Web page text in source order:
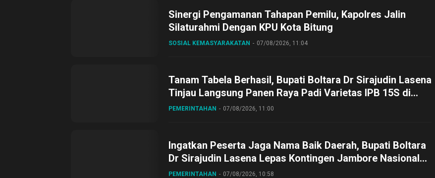
Sinergi Pengamanan Tahapan Pemilu, Kapolres Jalin
Silaturahmi Dengan KPU Kota Bitung
SOSIAL KEMASYARAKATAN 07/08/2026, 11:04
Tanam Tabela Berhasil, Bupati Boltara Dr Sirajudin Lasena
Tinjau Langsung Panen Raya Padi Varietas IPB 15S di
Desa Gihang
PEMERINTAHAN 07/08/2026, 11:00
Ingatkan Peserta Jaga Nama Baik Daerah, Bupati Boltara
Dr Sirajudin Lasena Lepas Kontingen Jambore Nasional
ke XII di Buperta Cibubur
PEMERINTAHAN 07/08/2026, 10:58